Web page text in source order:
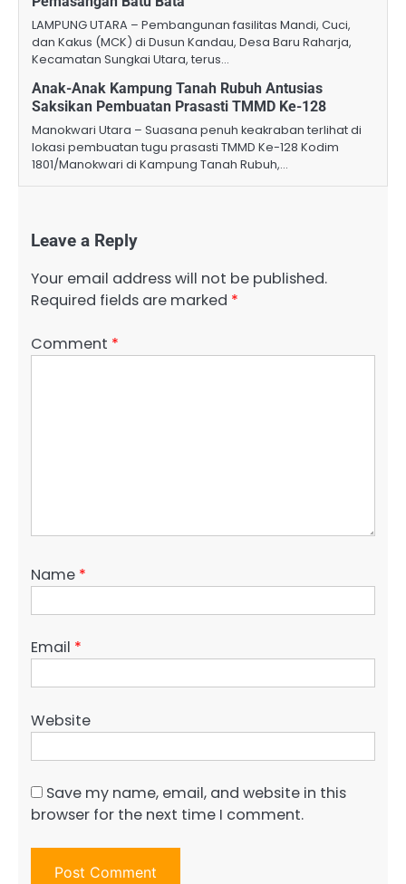
LAMPUNG UTARA – Pembangunan fasilitas Mandi, Cuci,
dan Kakus (MCK) di Dusun Kandau, Desa Baru Raharja,
Kecamatan Sungkai Utara, terus…
Anak-Anak Kampung Tanah Rubuh Antusias
Saksikan Pembuatan Prasasti TMMD Ke-128
Manokwari Utara – Suasana penuh keakraban terlihat di
lokasi pembuatan tugu prasasti TMMD Ke-128 Kodim
1801/Manokwari di Kampung Tanah Rubuh,…
Leave a Reply
Your email address will not be published.
Required fields are marked *
Comment *
Name *
Email *
Website
Save my name, email, and website in this
browser for the next time I comment.